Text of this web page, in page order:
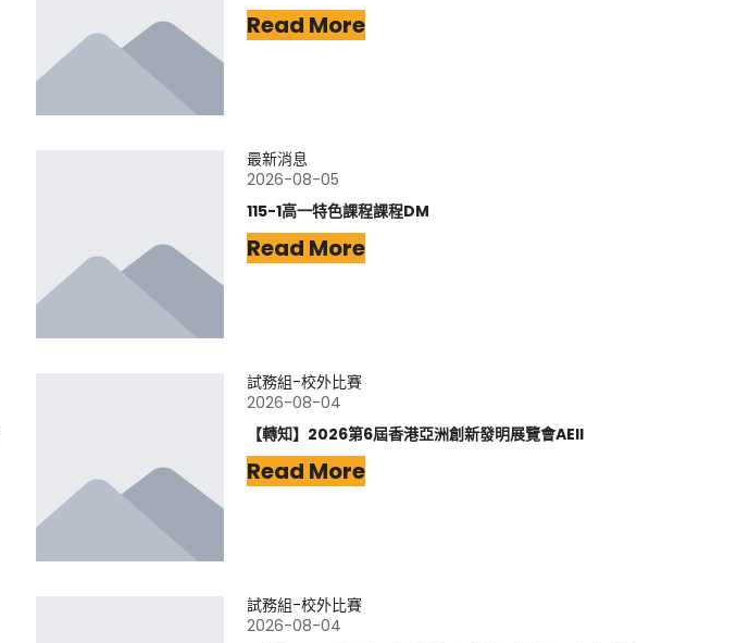
Read More
最新消息
2026-08-05
115-1高一特色課程課程DM
Read More
試務組-校外比賽
2026-08-04
【轉知】2026第6屆香港亞洲創新發明展覽會AEII
Read More
試務組-校外比賽
2026-08-04